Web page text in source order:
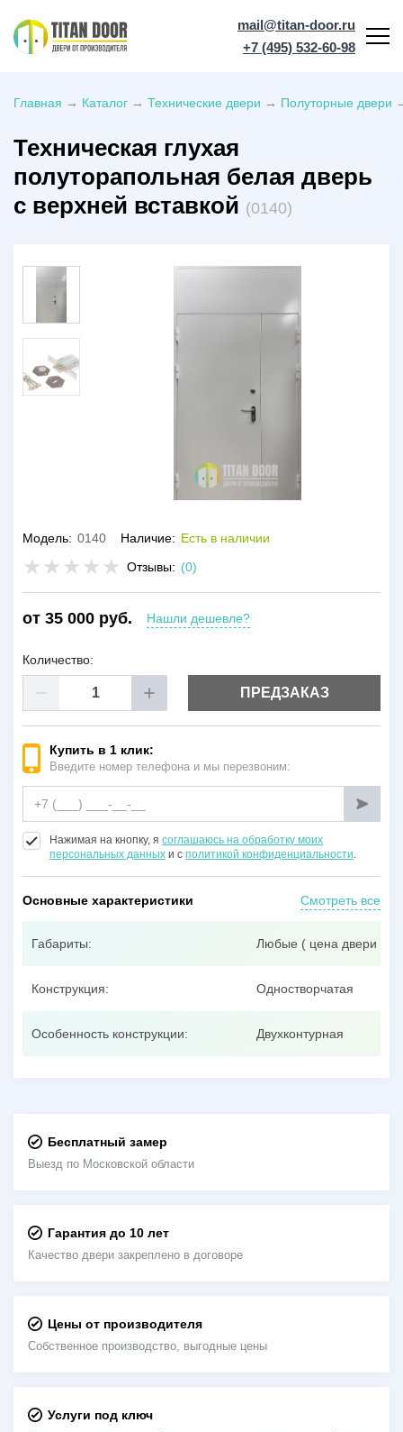
mail@titan-door.ru
+7 (495) 532-60-98
Главная → Каталог → Технические двери → Полуторные двери
Техническая глухая
полуторапольная белая дверь
с верхней вставкой (0140)
Модель: 0140 Наличие: Есть в наличии
Отзывы: (0)
от 35 000 руб. Нашли дешевле?
Количество:
ПРЕДЗАКАЗ
Купить в 1 клик:
Введите номер телефона и мы перезвоним:
Нажимая на кнопку, я соглашаюсь на обработку моих
персональных данных и с политикой конфиденциальности.
Основные характеристики Смотреть все
Габариты: Любые ( цена двери
Конструкция: Одностворчатая
Особенность конструкции: Двухконтурная
Бесплатный замер
Выезд по Московской области
Гарантия до 10 лет
Качество двери закреплено в договоре
Цены от производителя
Собственное производство, выгодные цены
Услуги под ключ